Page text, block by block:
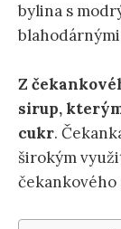
bylina s
Z
sirup,
cukr.
širokým
čekankového